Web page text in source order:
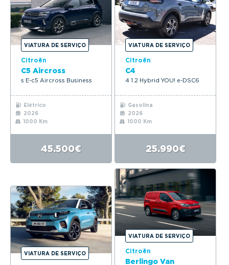
VIATURA DE SERVIÇO
Citroën
C5 Aircross
s E-c5 Aircross Business
Elétrico
2026
1000 Km
45.500€
VIATURA DE SERVIÇO
Citroën
C4
4 1.2 Hybrid YOU! e-DSC6
Gasolina
2026
1000 Km
25.990€
VIATURA DE SERVIÇO
VIATURA DE SERVIÇO
Citroën
Berlingo Van